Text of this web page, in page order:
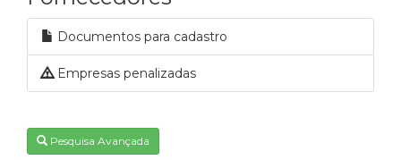
Documentos para cadastro
Empresas penalizadas
Pesquisa Avançada